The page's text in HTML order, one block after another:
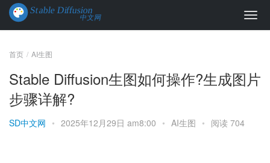
首页 AI生图
Stable Diffusion生图如何操作?生成图片
步骤详解?
SD中文网 • 2025年12月29日 am8:00 • AI生图 • 阅读 704